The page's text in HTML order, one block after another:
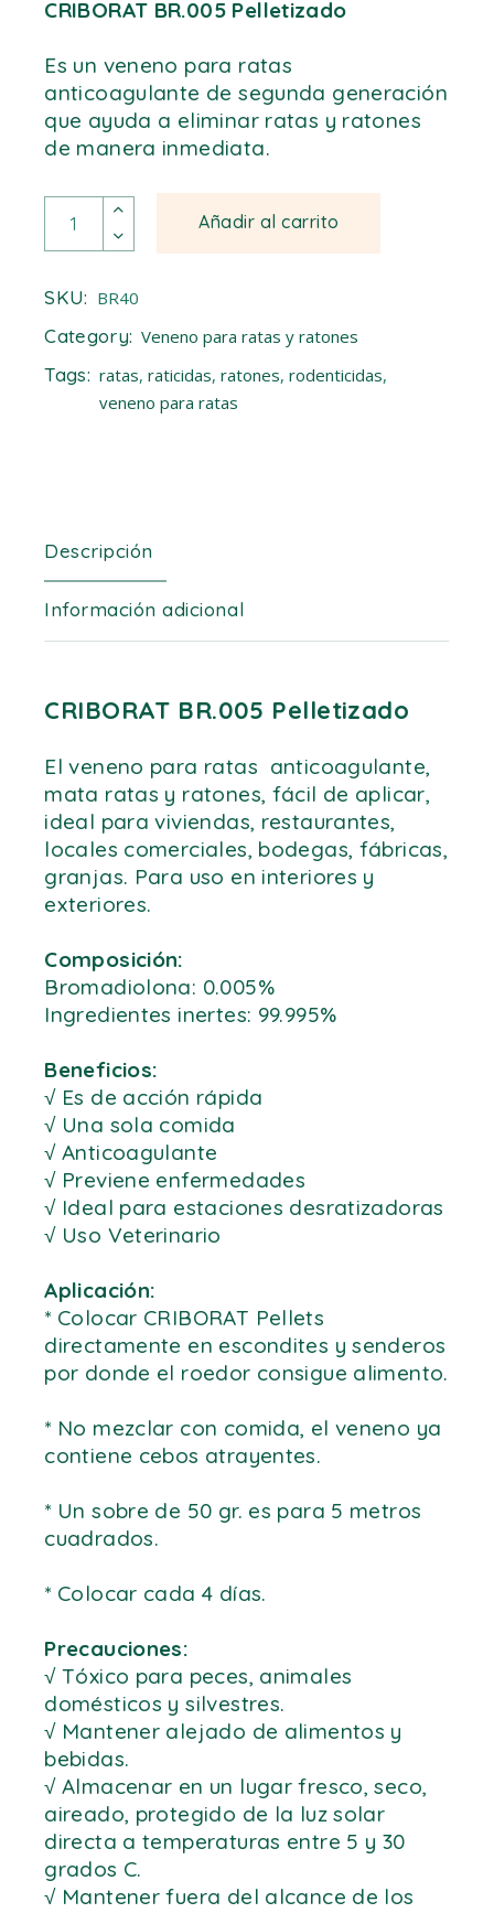
CRIBORAT BR.005 Pelletizado
Es un veneno para ratas
anticoagulante de segunda generación
que ayuda a eliminar ratas y ratones
de manera inmediata.
CRIBORAT BR. 005 PELLETS 50 gr quantity
Añadir al carrito
SKU: BR40
Category: Veneno para ratas y ratones
Tags: ratas,raticidas,ratones,rodenticidas,
veneno para ratas
Descripción
Información adicional
CRIBORAT BR.005 Pelletizado
El veneno para ratas anticoagulante,
mata ratas y ratones, fácil de aplicar,
ideal para viviendas, restaurantes,
locales comerciales, bodegas, fábricas,
granjas. Para uso en interiores y
exteriores.
Composición:
Bromadiolona: 0.005%
Ingredientes inertes: 99.995%
Beneficios:
√ Es de acción rápida
√ Una sola comida
√ Anticoagulante
√ Previene enfermedades
√ Ideal para estaciones desratizadoras
√ Uso Veterinario
Aplicación:
* Colocar CRIBORAT Pellets
directamente en escondites y senderos
por donde el roedor consigue alimento.
* No mezclar con comida, el veneno ya
contiene cebos atrayentes.
* Un sobre de 50 gr. es para 5 metros
cuadrados.
* Colocar cada 4 días.
Precauciones:
√ Tóxico para peces, animales
domésticos y silvestres.
√ Mantener alejado de alimentos y
bebidas.
√ Almacenar en un lugar fresco, seco,
aireado, protegido de la luz solar
directa a temperaturas entre 5 y 30
grados C.
√ Mantener fuera del alcance de los